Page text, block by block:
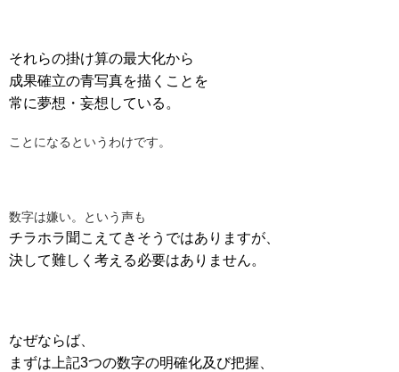
それらの掛け算の最大化から
成果確立の青写真を描くことを
常に夢想・妄想している。
ことになるというわけです。
数字は嫌い。という声も
チラホラ聞こえてきそうではありますが、
決して難しく考える必要はありません。
なぜならば、
まずは上記3つの数字の明確化及び把握、